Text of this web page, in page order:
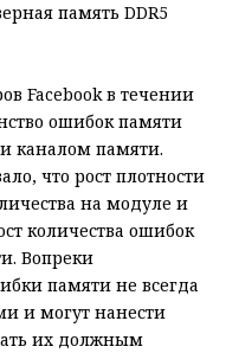
память DDR5
Facebook в течении
ошибок памяти
каналом памяти.
что рост плотности
на модуле и
количества ошибок
Вопреки
памяти не всегда
и могут нанести
их должным